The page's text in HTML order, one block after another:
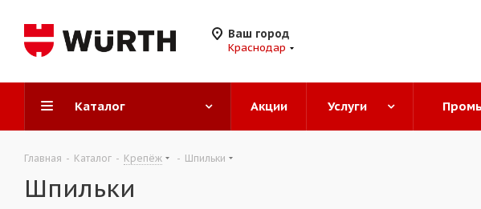
Ваш город
Краснодар
Каталог Акции Услуги
Главная - Каталог - Крепёж - Шпильки
Шпильки